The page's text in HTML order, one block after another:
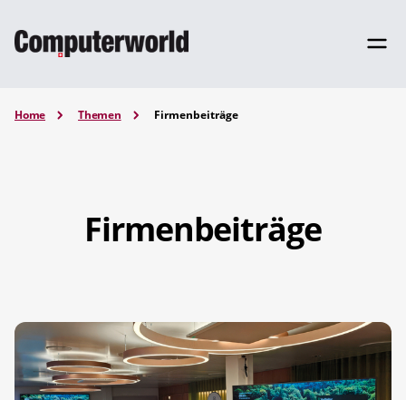
Home Themen Firmenbeiträge
Firmenbeiträge